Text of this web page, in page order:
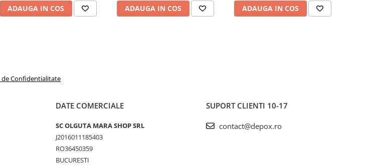
ADAUGA IN COS ADAUGA IN COS ADAUGA IN COS
de Confidentialitate
DATE COMERCIALE
SC OLGUTA MARA SHOP SRL
J2016011185403
RO36450359
BUCURESTI
SUPORT CLIENTI 10-17
contact@depox.ro